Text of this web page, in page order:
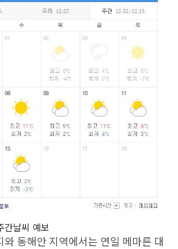
간날씨 예보
동해안 지역에서는 연일 메마른 대